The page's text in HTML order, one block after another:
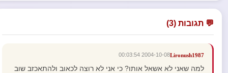
💬 תגובות (3)
Lironush1987
2004-10-08 00:03:54
למה שאני לא אשאל אותו? כי אני לא רוצה לכאוב ולהתאכזב שוב